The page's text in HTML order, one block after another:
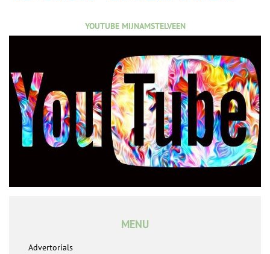
YOUTUBE MIJNAMSTELVEEN
MENU
Advertorials